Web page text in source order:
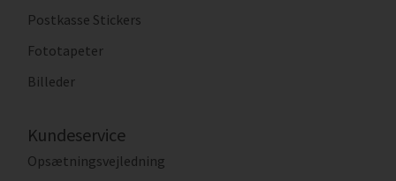
Postkasse Stickers
Fototapeter
Billeder
Kundeservice
Opsætningsvejledning